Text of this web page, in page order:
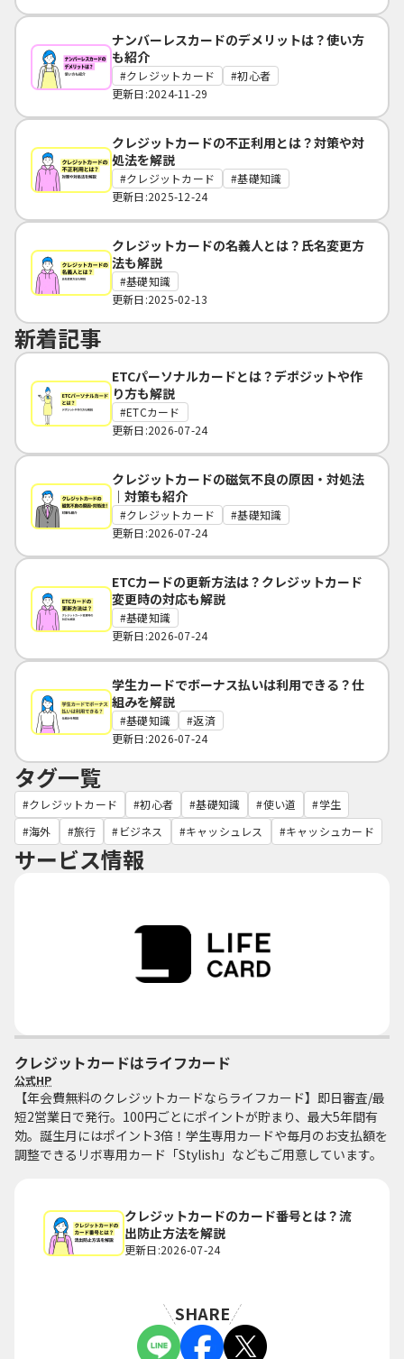
ナンバーレスカードのデメリットは？使い方
も紹介
クレジットカード
初心者
更新日:2024-11-29
クレジットカードの不正利用とは？対策や対
処法を解説
クレジットカード
基礎知識
更新日:2025-12-24
クレジットカードの名義人とは？氏名変更方
法も解説
基礎知識
更新日:2025-02-13
新着記事
ETCパーソナルカードとは？デポジットや作
り方も解説
ETCカード
更新日:2026-07-24
クレジットカードの磁気不良の原因・対処法
｜対策も紹介
クレジットカード
基礎知識
更新日:2026-07-24
ETCカードの更新方法は？クレジットカード
変更時の対応も解説
基礎知識
更新日:2026-07-24
学生カードでボーナス払いは利用できる？仕
組みを解説
基礎知識
返済
更新日:2026-07-24
タグ一覧
クレジットカード 初心者 基礎知識 使い道
学生
海外
旅行 ビジネス キャッシュレス キャッシュカード
サービス情報
クレジットカードはライフカード
公式HP
【年会費無料のクレジットカードならライフカード】即日審査/最
短2営業日で発行。100円ごとにポイントが貯まり、最大5年間有
効。誕生月にはポイント3倍！学生専用カードや毎月のお支払額を
調整できるリボ専用カード「Stylish」などもご用意しています。
クレジットカードのカード番号とは？流
出防止方法を解説
更新日:2026-07-24
SHARE